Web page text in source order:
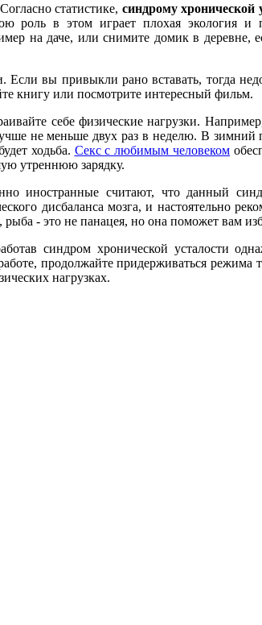
статистике, синдрому хронической
роль в этом играет плохая экология и
на даче, или снимите домик в деревне,
Если вы привыкли рано вставать, тогда
книгу или посмотрите интересный фильм.
себе физические нагрузки.
не меньше двух раз в неделю. В
ходьба. Секс с любимым человеком
утреннюю зарядку.
иностранные считают, что данный
дисбаланса мозга, и настоятельно
- это не панацея, но она поможет вам
синдром хронической усталости
продолжайте придерживаться режима
нагрузках.